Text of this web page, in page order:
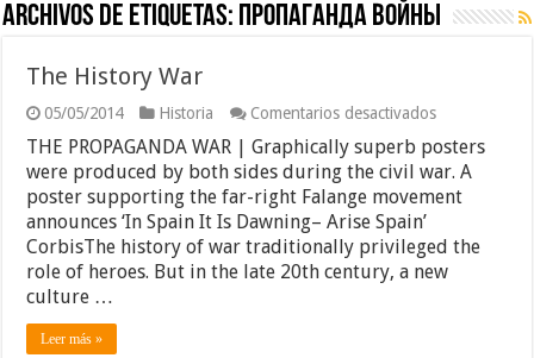
Archivos de etiquetas: пропаганда войны
The History War
05/05/2014 Historia Comentarios desactivadosen
History
War
THE PROPAGANDA WAR | Graphically superb posters
were produced by both sides during the civil war. A
poster supporting the far-right Falange movement
announces ‘In Spain It Is Dawning– Arise Spain’
CorbisThe history of war traditionally privileged the
role of heroes. But in the late 20th century, a new
culture …
Leer más »